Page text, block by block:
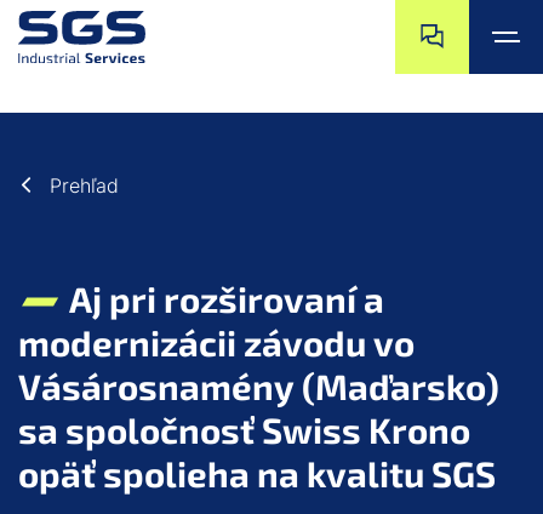
Prehľad
Aj pri rozširovaní a
modernizácii závodu vo
Vásárosnamény (Maďarsko)
sa spoločnosť Swiss Krono
opäť spolieha na kvalitu SGS